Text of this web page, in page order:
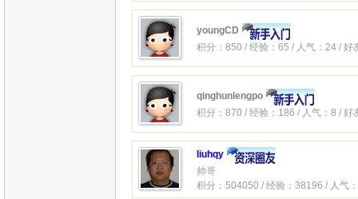
youngCD
积分：850 / 经验：65 / 人气：24 / 好
qinghunlengpo
积分：870 / 经验：186 / 人气：8 / 好
liuhqy
帅哥
积分：504050 / 经验：38196 / 人气